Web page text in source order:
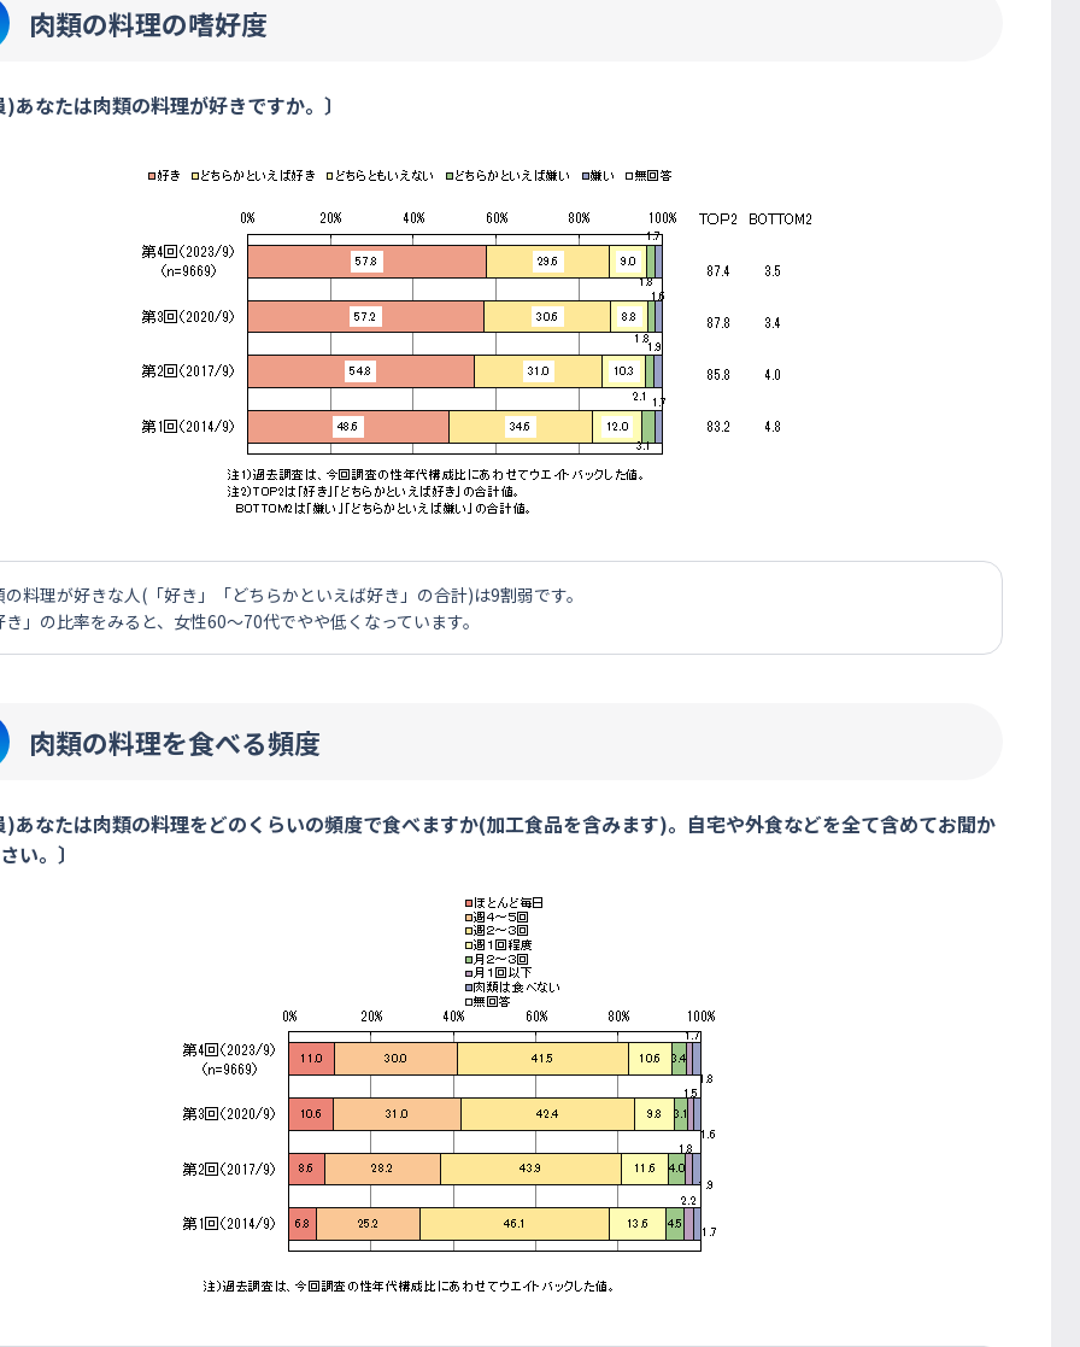
肉類の料理の嗜好度
あなたは肉類の料理が好きですか。〕
の料理が好きな人(「好き」「どちらかといえば好き」の合計)は9割弱です。
き」の比率をみると、女性60～70代でやや低くなっています。
肉類の料理を食べる頻度
)あなたは肉類の料理をどのくらいの頻度で食べますか(加工食品を含みます)。自宅や外食などを全て含めてお聞か
い。〕